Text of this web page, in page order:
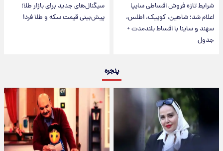
شرایط تازه فروش اقساطی سایپا
اعلام شد؛ شاهین، کوییک، اطلس،
سهند و ساینا با اقساط بلندمدت +
جدول
سیگنال‌های جدید برای بازار طلا؛
پیش‌بینی قیمت سکه و طلا فردا
پنجره